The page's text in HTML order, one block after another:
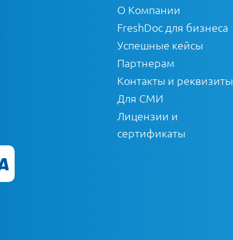
О Компании
FreshDoc для бизнеса
Успешные кейсы
Партнерам
Контакты и реквизиты
Для СМИ
Лицензии и
сертификаты